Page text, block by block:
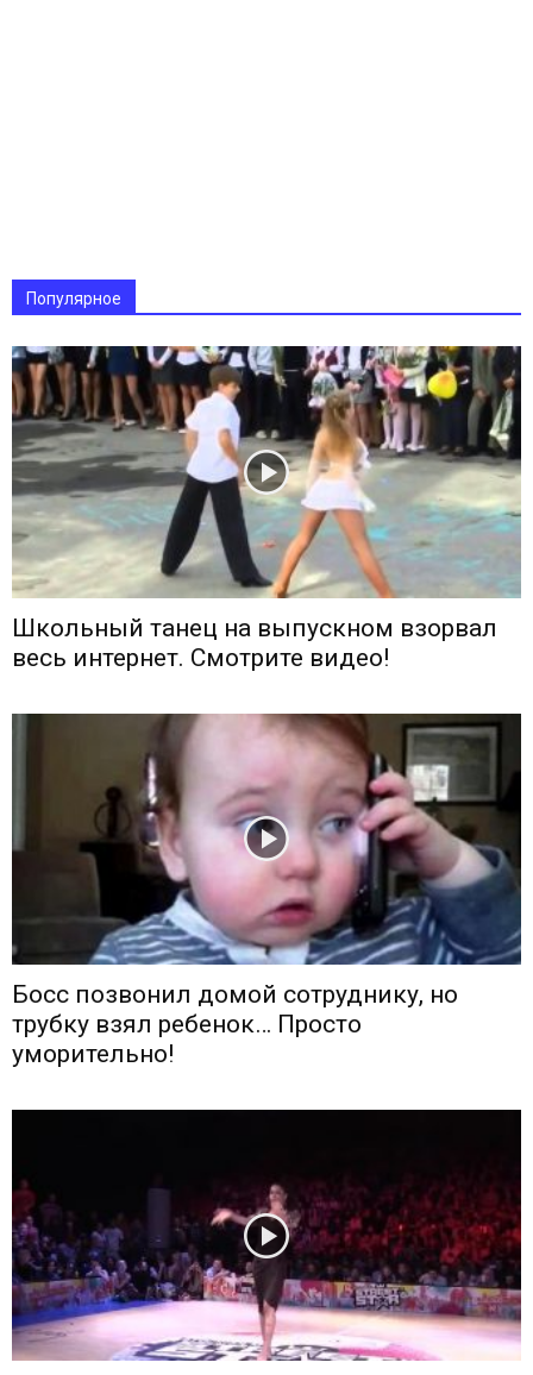
Популярное
Школьный танец на выпускном взорвал
весь интернет. Смотрите видео!
Босс позвонил домой сотруднику, но
трубку взял ребенок… Просто
уморительно!